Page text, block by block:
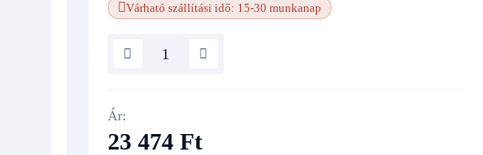
Várható szállítási idő: 15-30 munkanap
Ár:
23 474 Ft